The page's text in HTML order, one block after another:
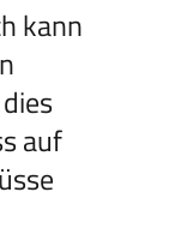
kann
auf